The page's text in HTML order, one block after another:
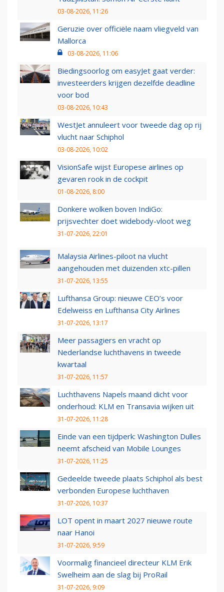
03-08-2026, 11:26
Geruzie over officiële naam vliegveld van
Mallorca
03-08-2026, 11:06
Biedingsoorlog om easyJet gaat verder:
investeerders krijgen dezelfde deadline
voor bod
03-08-2026, 10:43
WestJet annuleert voor tweede dag op rij
vlucht naar Schiphol
03-08-2026, 10:02
VisionSafe wijst Europese airlines op
gevaren rook in de cockpit
01-08-2026, 8:00
Donkere wolken boven IndiGo:
prijsvechter doet widebody-vloot weg
31-07-2026, 22:01
Malaysia Airlines-piloot na vlucht
aangehouden met duizenden xtc-pillen
31-07-2026, 13:55
Lufthansa Group: nieuwe CEO’s voor
Edelweiss en Lufthansa City Airlines
31-07-2026, 13:17
Meer passagiers en vracht op
Nederlandse luchthavens in tweede
kwartaal
31-07-2026, 11:57
Luchthavens Napels maand dicht voor
onderhoud: KLM en Transavia wijken uit
31-07-2026, 11:28
Einde van een tijdperk: Washington Dulles
neemt afscheid van Mobile Lounges
31-07-2026, 11:25
Gedeelde tweede plaats Schiphol als best
verbonden Europese luchthaven
31-07-2026, 10:37
LOT opent in maart 2027 nieuwe route
naar Hanoi
31-07-2026, 9:59
Voormalig financieel directeur KLM Erik
Swelheim aan de slag bij ProRail
31-07-2026, 9:09